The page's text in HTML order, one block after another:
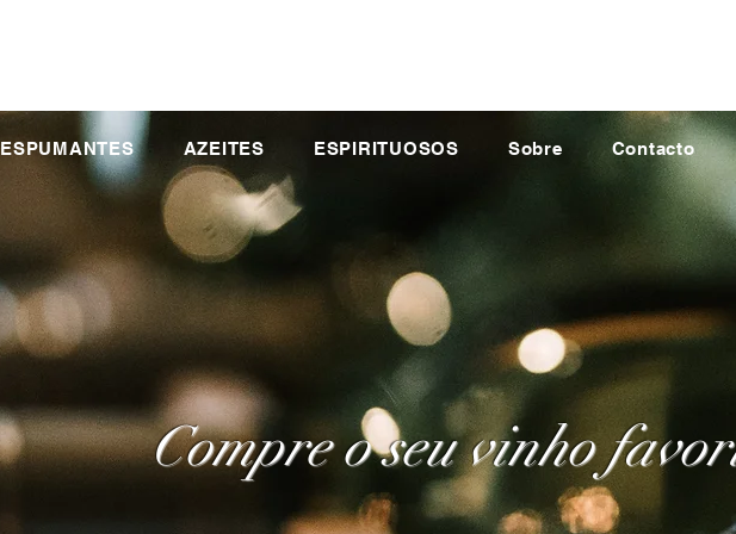
ESPUMANTES AZEITES ESPIRITUOSOS Sobre Contacto
Compre o seu vinho